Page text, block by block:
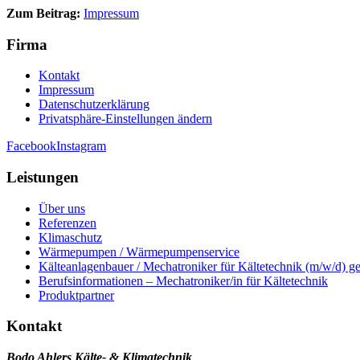
Zum Beitrag: Impressum
Firma
Kontakt
Impressum
Datenschutzerklärung
Privatsphäre-Einstellungen ändern
FacebookInstagram
Leistungen
Über uns
Referenzen
Klimaschutz
Wärmepumpen / Wärmepumpenservice
Kälteanlagenbauer / Mechatroniker für Kältetechnik (m/w/d)
Berufsinformationen – Mechatroniker/in für Kältetechnik
Produktpartner
Kontakt